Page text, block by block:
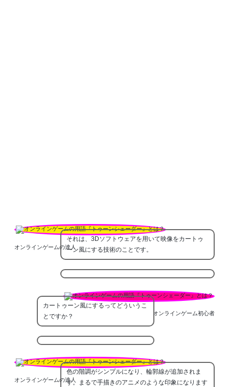
オンラインゲームの達人
それは、3Dソフトウェアを用いて映像をカートゥ
ーン風にする技術のことです。
オンラインゲーム初心者
カートゥーン風にするってどういうこ
とですか？
オンラインゲームの達人
色の階調がシンプルになり、輪郭線が追加されま
す。まるで手描きのアニメのような印象になります